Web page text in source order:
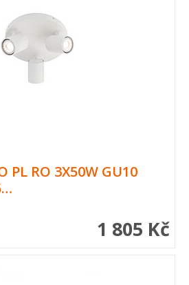
PL RO 3X50W GU10
1 805 Kč